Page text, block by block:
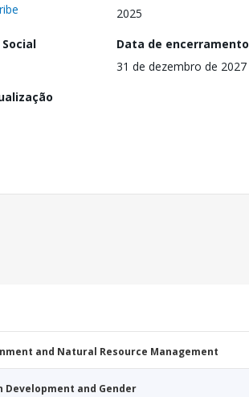
2025
Data de encerramento
31 de dezembro de 2027
and Natural Resource Management
Development and Gender